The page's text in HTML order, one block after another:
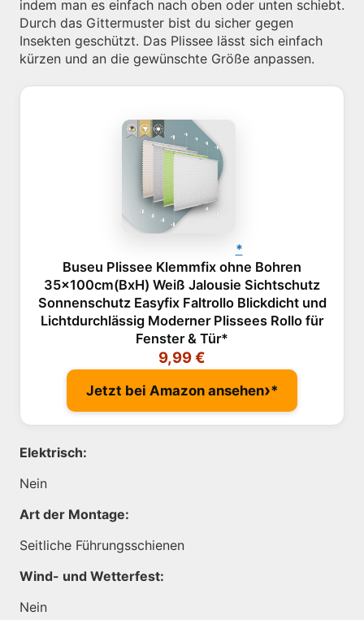
indem man es einfach nach oben oder unten schiebt.
Durch das Gittermuster bist du sicher gegen
Insekten geschützt. Das Plissee lässt sich einfach
kürzen und an die gewünschte Größe anpassen.
Buseu Plissee Klemmfix ohne Bohren
35x100cm(BxH) Weiß Jalousie Sichtschutz
Sonnenschutz Easyfix Faltrollo Blickdicht und
Lichtdurchlässig Moderner Plissees Rollo für
Fenster & Tür
9,99 €
Jetzt bei Amazon ansehen›
Elektrisch:
Nein
Art der Montage:
Seitliche Führungsschienen
Wind- und Wetterfest:
Nein